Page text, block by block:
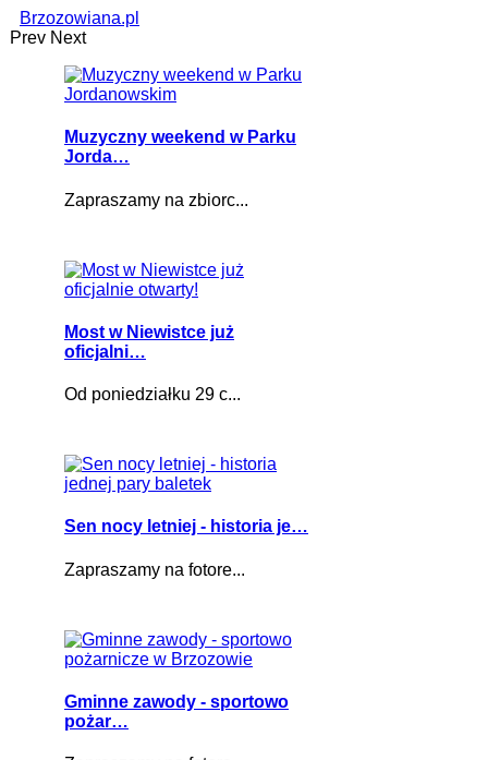
Brzozowiana.pl
Muzyczny weekend w Parku
Jorda…
Zapraszamy na zbiorc...
Most w Niewistce już
oficjalni…
Od poniedziałku 29 c...
Sen nocy letniej - historia je…
Zapraszamy na fotore...
Gminne zawody - sportowo
pożar…
Prev Next